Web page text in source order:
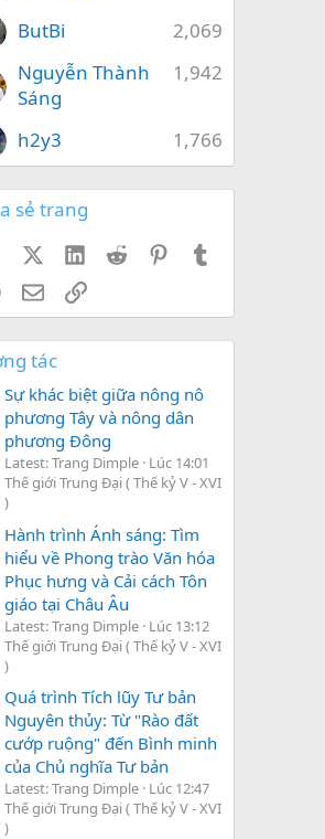
2,069
ButBi
1,942
Nguyễn Thành
Sáng
1,766
h2y3
sẻ trang
FacebookX (Twitter)
LinkedIn
Reddit Pinterest
WhatsApp
EmailLink
tác
Sự khác biệt giữa nông nô
phương Tây và nông dân
phương Đông
Latest: Trang Dimple Lúc 14:01
Thế giới Trung Đại ( Thế kỷ V - XVI
)
Hành trình Ánh sáng: Tìm
hiểu về Phong trào Văn hóa
Phục hưng và Cải cách Tôn
giáo tại Châu Âu
Latest: Trang Dimple Lúc 13:12
Thế giới Trung Đại ( Thế kỷ V - XVI
)
Quá trình Tích lũy Tư bản
Nguyên thủy: Từ "Rào đất
cướp ruộng" đến Bình minh
của Chủ nghĩa Tư bản
Latest: Trang Dimple Lúc 12:47
Thế giới Trung Đại ( Thế kỷ V - XVI
)